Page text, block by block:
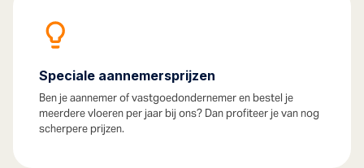
Speciale aannemersprijzen
Ben je aannemer of vastgoedondernemer en bestel je
meerdere vloeren per jaar bij ons? Dan profiteer je van nog
scherpere prijzen.